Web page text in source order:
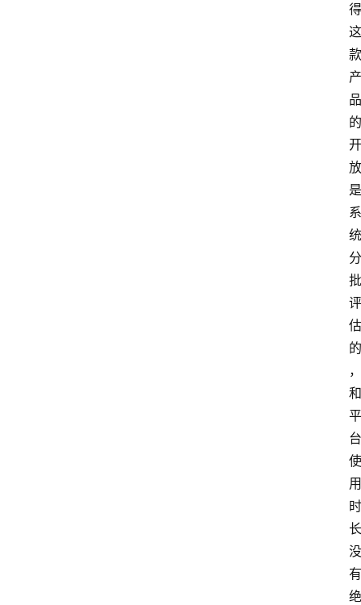
得
这
款
产
品
的
开
放
是
系
统
分
批
评
估
的
，
和
平
台
使
用
时
长
没
有
绝